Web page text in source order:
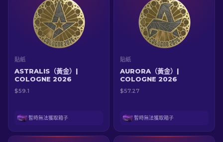
貼紙
ASTRALIS（黃金）|
COLOGNE 2026
$59.1
暫時無法獲取箱子
貼紙
AURORA（黃金）|
COLOGNE 2026
$57.27
暫時無法獲取箱子